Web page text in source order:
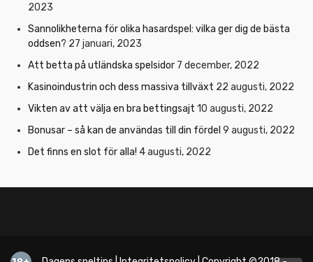
2023
Sannolikheterna för olika hasardspel: vilka ger dig de bästa
oddsen? 27 januari, 2023
Att betta på utländska spelsidor 7 december, 2022
Kasinoindustrin och dess massiva tillväxt 22 augusti, 2022
Vikten av att välja en bra bettingsajt 10 augusti, 2022
Bonusar – så kan de användas till din fördel 9 augusti, 2022
Det finns en slot för alla! 4 augusti, 2022